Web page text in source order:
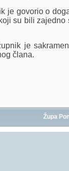
je govorio o
su bili
je
člana.
Župa